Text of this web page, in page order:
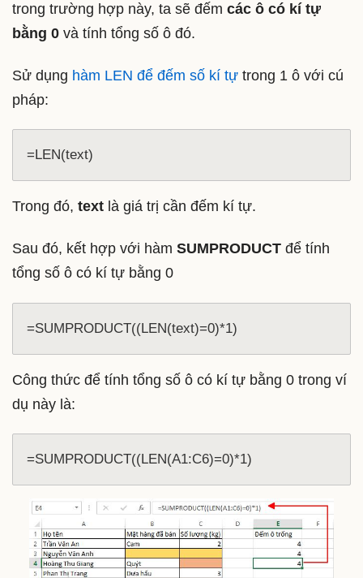
trong trường hợp này, ta sẽ đếm các ô có kí tự
bằng 0 và tính tổng số ô đó.
Sử dụng hàm LEN để đếm số kí tự trong 1 ô với cú
pháp:
=LEN(text)
Trong đó, text là giá trị cần đếm kí tự.
Sau đó, kết hợp với hàm SUMPRODUCT để tính
tổng số ô có kí tự bằng 0
=SUMPRODUCT((LEN(text)=0)*1)
Công thức để tính tổng số ô có kí tự bằng 0 trong ví
dụ này là:
=SUMPRODUCT((LEN(A1:C6)=0)*1)